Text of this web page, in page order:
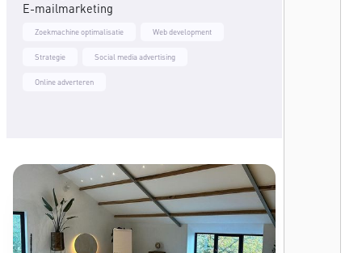
E-mailmarketing
Zoekmachine optimalisatie Web development
Strategie Social media advertising
Online adverteren